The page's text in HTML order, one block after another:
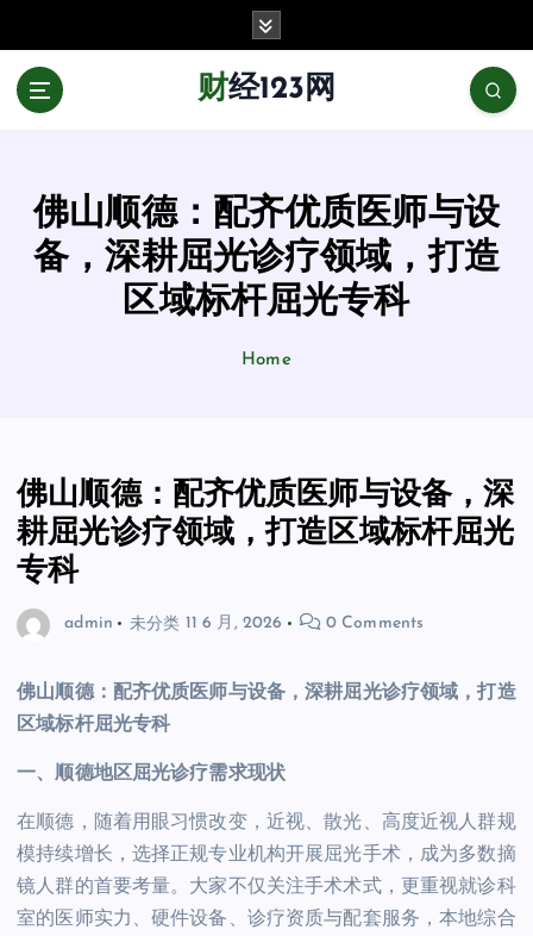
财经123网
佛山顺德：配齐优质医师与设
备，深耕屈光诊疗领域，打造
区域标杆屈光专科
Home
佛山顺德：配齐优质医师与设备，深
耕屈光诊疗领域，打造区域标杆屈光
专科
admin 未分类 11 6 月, 2026 0 Comments
佛山顺德：配齐优质医师与设备，深耕屈光诊疗领域，打造
区域标杆屈光专科
一、顺德地区屈光诊疗需求现状
在顺德，随着用眼习惯改变，近视、散光、高度近视人群规
模持续增长，选择正规专业机构开展屈光手术，成为多数摘
镜人群的首要考量。大家不仅关注手术术式，更重视就诊科
室的医师实力、硬件设备、诊疗资质与配套服务，本地综合